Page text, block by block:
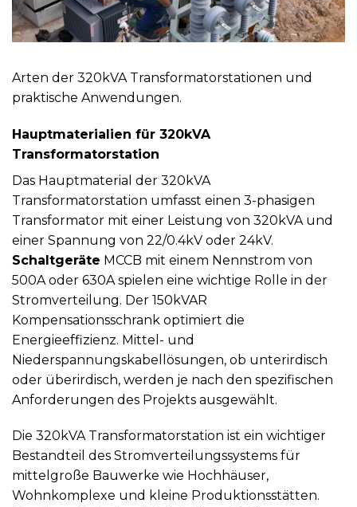
Arten der 320kVA Transformatorstationen und
praktische Anwendungen.
Hauptmaterialien für 320kVA
Transformatorstation
Das Hauptmaterial der 320kVA
Transformatorstation umfasst einen 3-phasigen
Transformator mit einer Leistung von 320kVA und
einer Spannung von 22/0.4kV oder 24kV.
Schaltgeräte MCCB mit einem Nennstrom von
500A oder 630A spielen eine wichtige Rolle in der
Stromverteilung. Der 150kVAR
Kompensationsschrank optimiert die
Energieeffizienz. Mittel- und
Niederspannungskabellösungen, ob unterirdisch
oder überirdisch, werden je nach den spezifischen
Anforderungen des Projekts ausgewählt.
Die 320kVA Transformatorstation ist ein wichtiger
Bestandteil des Stromverteilungssystems für
mittelgroße Bauwerke wie Hochhäuser,
Wohnkomplexe und kleine Produktionsstätten.